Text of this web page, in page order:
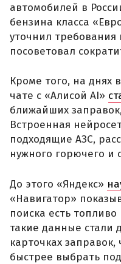
автомобилей в
бензина класса
уточнил требования
посоветовал
Кроме того, на днях
чате с «Алисой AI»
ближайших
Встроенная
подходящие АЗС,
нужного горючего и
До этого «Яндекс»
«Навигатор»
поиска есть
такие данные стали
карточках
быстрее выбрать